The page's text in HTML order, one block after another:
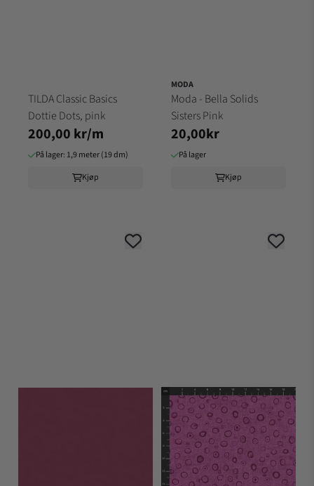
TILDA Classic Basics
Dottie Dots, pink
200,00 kr/m
På lager: 1,9 meter (19 dm)
Kjøp
MODA
Moda - Bella Solids
Sisters Pink
20,00kr
På lager
Kjøp